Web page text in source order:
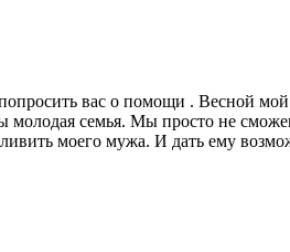
вас о помощи . Весной мой
семья. Мы просто не
моего мужа. И дать ему